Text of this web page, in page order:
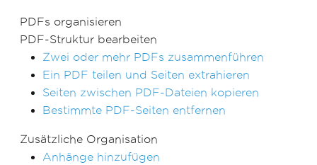
PDFs organisieren
PDF-Struktur bearbeiten
Zwei oder mehr PDFs zusammenführen
Ein PDF teilen und Seiten extrahieren
Seiten zwischen PDF-Dateien kopieren
Bestimmte PDF-Seiten entfernen
Zusätzliche Organisation
Anhänge hinzufügen